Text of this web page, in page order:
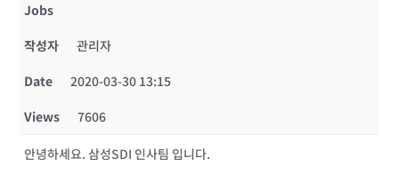
Jobs
작성자
관리자
Date
2020-03-30 13:15
Views
7606
안녕하세요.삼성SDI 인사팀 입니다.